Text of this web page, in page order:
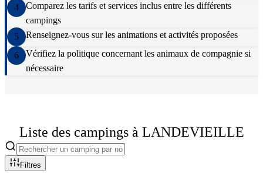
4
Comparez les tarifs et services inclus entre les différents
campings
5
Renseignez-vous sur les animations et activités proposées
6
Vérifiez la politique concernant les animaux de compagnie si
nécessaire
Liste des campings à LANDEVIEILLE
Filtres